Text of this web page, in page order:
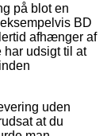
på blot en
BD
afhænger af
har udsigt til at
uden
at du